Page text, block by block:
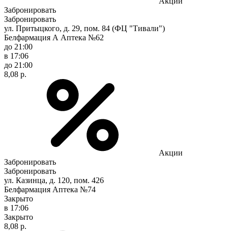
Забронировать
Забронировать
ул. Притыцкого, д. 29, пом. 84 (ФЦ "Тивали")
Белфармация А Аптека №62
до 21:00
в 17:06
до 21:00
8,08 р.
Акции
Забронировать
Забронировать
ул. Казинца, д. 120, пом. 426
Белфармация Аптека №74
Закрыто
в 17:06
Закрыто
8,08 р.